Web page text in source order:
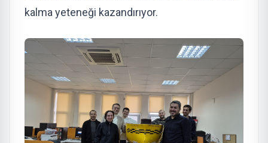
kalma yeteneği kazandırıyor.